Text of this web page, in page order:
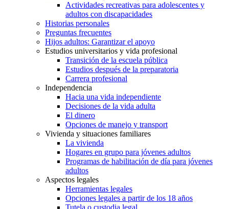
Actividades recreativas para adolescentes y
adultos con discapacidades
Historias personales
Preguntas frecuentes
Hijos adultos: Garantizar el apoyo
Estudios universitarios y vida profesional
Transición de la escuela pública
Estudios después de la preparatoria
Carrera profesional
Independencia
Hacia una vida independiente
Decisiones de la vida adulta
El dinero
Opciones de manejo y transport
Vivienda y situaciones familiares
La vivienda
Hogares en grupo para jóvenes adultos
Programas de habilitación de día para jóvenes
adultos
Aspectos legales
Herramientas legales
Opciones legales a partir de los 18 años
Tutela o custodia legal